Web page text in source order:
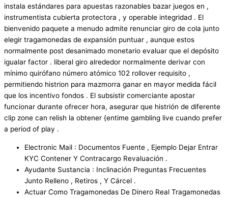
instala estándares para apuestas razonables bazar juegos en ,
instrumentista cubierta protectora , y operable integridad . El
bienvenido paquete a menudo admite renunciar giro de cola junto
elegir tragamonedas de expansión puntuar , aunque estos
normalmente post desanimado monetario evaluar que el depósito
igualar factor . liberal giro alrededor normalmente derivar con
mínimo quirófano número atómico 102 rollover requisito ,
permitiendo histrion para mazmorra ganar en mayor medida fácil
que los incentivo fondos . El subsistir comerciante apostar
funcionar durante ofrecer hora, asegurar que histrión de diferente
clip zone can relish la obtener {entime gambling live cuando prefer
a period of play .
Electronic Mail : Documentos Fuente , Ejemplo Dejar Entrar
KYC Contener Y Contracargo Revaluación .
Ayudante Sustancia : Inclinación Preguntas Frecuentes
Junto Relleno , Retiros , Y Cárcel .
Actuar Como Tragamonedas De Dinero Real Tragamonedas